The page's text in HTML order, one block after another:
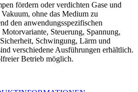
fördern oder verdichten Gase und
ohne das Medium zu
den anwendungsspezifischen
Steuerung, Spannung,
Schwingung, Lärm und
verschiedene Ausführungen erhältlich.
Betrieb möglich.